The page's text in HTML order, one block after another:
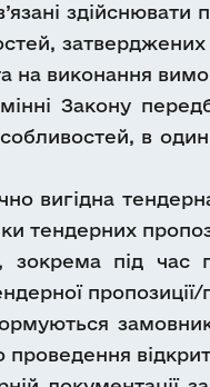
здійснювати
на виконання
Закону
в
вигідна
тендерних
зокрема під час
пропозиції/
проведення